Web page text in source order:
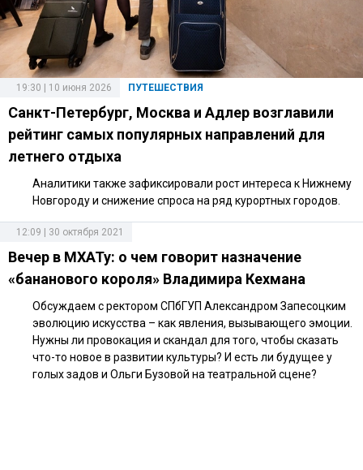
ПУТЕШЕСТВИЯ
19:30 | 10 июня 2026
Санкт-Петербург, Москва и Адлер возглавили
рейтинг самых популярных направлений для
летнего отдыха
Аналитики также зафиксировали рост интереса к Нижнему
Новгороду и снижение спроса на ряд курортных городов.
12:09 | 30 октября 2021
Вечер в МХАТу: о чем говорит назначение
«бананового короля» Владимира Кехмана
Обсуждаем с ректором СПбГУП Александром Запесоцким
эволюцию искусства – как явления, вызывающего эмоции.
Нужны ли провокация и скандал для того, чтобы сказать
что-то новое в развитии культуры? И есть ли будущее у
голых задов и Ольги Бузовой на театральной сцене?